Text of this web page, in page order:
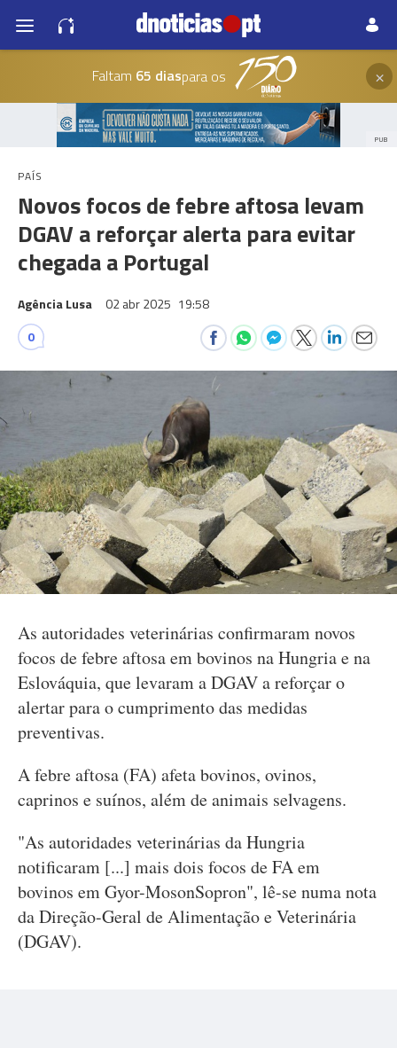
Faltam 65 diaspara os ×
PUB
PAÍS
Novos focos de febre aftosa levam
DGAV a reforçar alerta para evitar
chegada a Portugal
Agência Lusa 02 abr 2025 19:58
0
As autoridades veterinárias confirmaram novos
focos de febre aftosa em bovinos na Hungria e na
Eslováquia, que levaram a DGAV a reforçar o
alertar para o cumprimento das medidas
preventivas.
A febre aftosa (FA) afeta bovinos, ovinos,
caprinos e suínos, além de animais selvagens.
"As autoridades veterinárias da Hungria
notificaram [...] mais dois focos de FA em
bovinos em Gyor-MosonSopron", lê-se numa nota
da Direção-Geral de Alimentação e Veterinária
(DGAV).